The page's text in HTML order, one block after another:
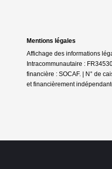
Mentions légales
Affichage des informations
Intracommunautaire :
financière : SOCAF. | N° de
et financièrement